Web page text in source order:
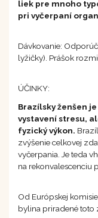
liek pre mnoho
pri vyčerpaní
Dávkovanie:
lyžičky). Prášok
ÚČINKY:
Brazílsky ženšen
vystavení stresu,
fyzický výkon.
zvýšenie celkovej
vyčerpania. Je teda
na rekonvalescenciu
Od Európskej
bylina priradené toto